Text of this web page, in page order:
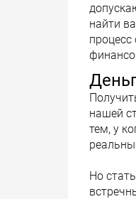
найти
нашей
тем, у
Но